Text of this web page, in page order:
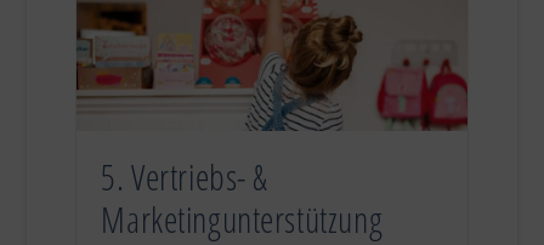
5. Vertriebs- &
Marketingunterstützung